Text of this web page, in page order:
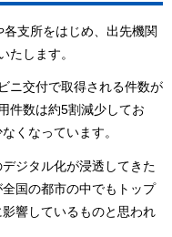
支所をはじめ、出先機関
たします。
ニ交付で取得される件数が
件数は約5割減少してお
くなっています。
ジタル化が浸透してきた
国の都市の中でもトップ
響しているものと思われ